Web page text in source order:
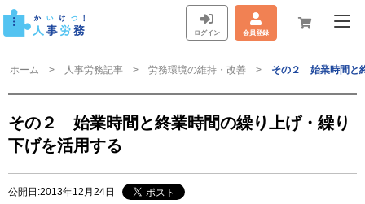
ログイン 会員登録
ホーム 人事労務記事 労務環境の維持・改善 その２ 始業時間と
その２ 始業時間と終業時間の繰り上げ・繰り
下げを活用する
公開日:2013年12月24日